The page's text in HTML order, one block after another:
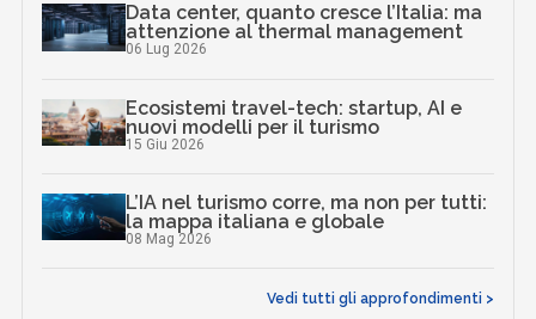
Data center, quanto cresce l’Italia: ma
attenzione al thermal management
06 Lug 2026
Ecosistemi travel-tech: startup, AI e
nuovi modelli per il turismo
15 Giu 2026
L’IA nel turismo corre, ma non per tutti:
la mappa italiana e globale
08 Mag 2026
Vedi tutti gli approfondimenti >